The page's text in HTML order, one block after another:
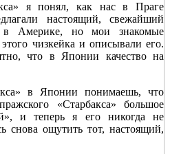
я понял, как нас в Праге
настоящий, свежайший
Америке, но мои знакомые
чизкейка и описывали его.
что в Японии качество на
в Японии понимаешь, что
«Старбакса» большое
и теперь я его никогда не
снова ощутить тот, настоящий,